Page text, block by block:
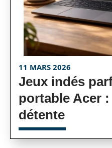
11 MARS 2026
Jeux indés
portable Acer
détente